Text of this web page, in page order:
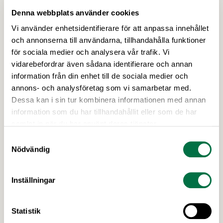
Denna webbplats använder cookies
Vi använder enhetsidentifierare för att anpassa innehållet
och annonserna till användarna, tillhandahålla funktioner
för sociala medier och analysera vår trafik. Vi
vidarebefordrar även sådana identifierare och annan
information från din enhet till de sociala medier och
annons- och analysföretag som vi samarbetar med.
Dessa kan i sin tur kombinera informationen med annan
information som du har tillhandahållit eller som de har
Nödvändig
Inställningar
Statistik
Inför momssänkningen: Frågor och
svar om de svenska matpriserna –
Livsmedelsföretagen
24 MARS 2026
än en gång mitt i samhällsdebatten. Men varför
ökade matpriserna så mycket för några år sedan?
grannländer? Hur påverkas matpriserna av
klimatförändringar och Irankriget? Här svarar vi
svenska matpriserna. Matpriserna har …